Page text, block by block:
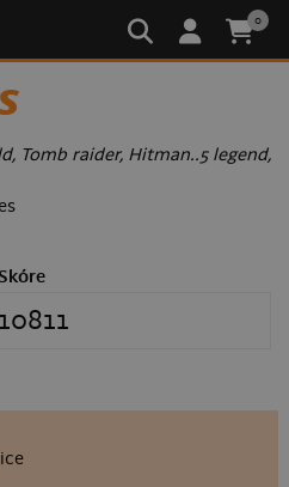
0
Tomb raider, Hitman..5 legend,
Skóre